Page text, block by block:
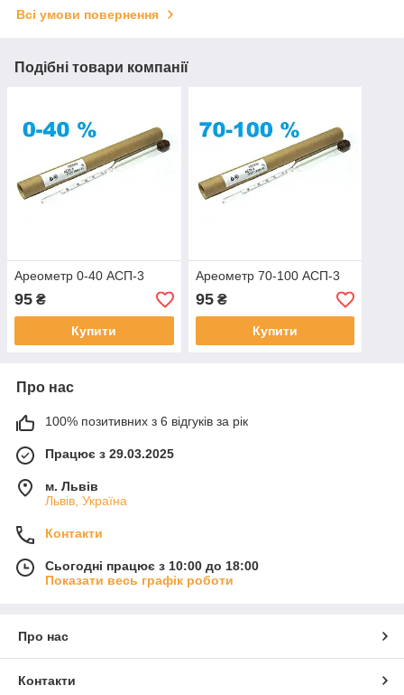
Всі умови повернення
Подібні товари компанії
Ареометр 0-40 АСП-3
95 ₴
Купити
Ареометр 70-100 АСП-3
95₴
Купити
Про нас
100% позитивних з 6 відгуків за рік
Працює з 29.03.2025
м. Львів
Львів, Україна
Контакти
Сьогодні працює з 10:00 до 18:00
Показати весь графік роботи
Про нас
Контакти